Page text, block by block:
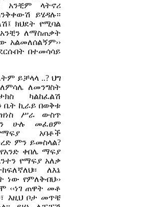
አንቺም ላትኖሪ
ይሄዳሉ፡፡
ክህደት የሚባል
አንቺን ለማስጠቃት
አልመለሰልኝም››
በተመሳሳይ
ይቻላላ ..? ህግ
ለመንግስት
ካልከፈልሽ
ቤት ኪራይ በወቅቱ
ሥራ ውስጥ
ሁሉ መፈፀም
አባቶች
ምን ይመስላል?
ቀበሌ ማፍያ
የማፍያ አለቃ
ለእኔ
ነው የምለቅብህ››
‹‹ነገ ጠዋት መቶ
እዚህ ቦታ መጥቼ